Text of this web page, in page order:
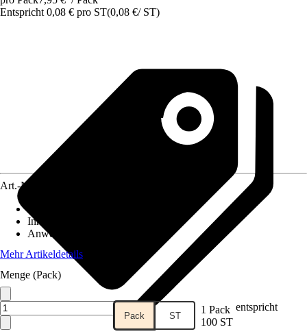
Entspricht 0,08 € pro ST(0,08 €/ ST)
Art.-Nr.
Inhalt
Anwendungsbereich
Mehr Artikeldetails
Menge (Pack)
Pack ST 1 Pack entspricht
100 ST